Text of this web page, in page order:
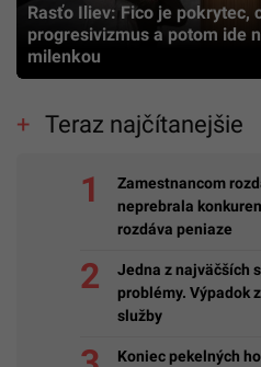
Rasťo Iliev: Fico je pokrytec,
progresivizmus a potom ide
milenkou
Teraz najčítanejšie
Zamestnancom
neprebrala
rozdáva peniaze
Jedna z najväčších
problémy. Výpadok
služby
Koniec pekelných